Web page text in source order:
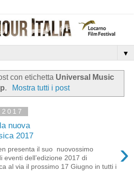
▼
con etichetta Universal Music
. Mostra tutti i post
nuova
2017
›
presenta il suo nuovossimo
eventi dell’edizione 2017 di
al via il prossimo 17 Giugno in tutti i